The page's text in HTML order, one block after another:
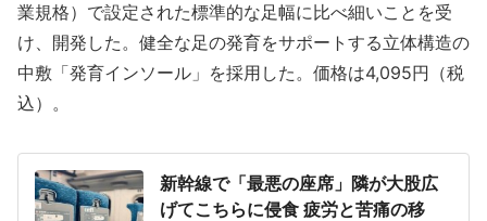
業規格）で設定された標準的な足幅に比べ細いことを受
け、開発した。健全な足の発育をサポートする立体構造の
中敷「発育インソール」を採用した。価格は4,095円（税
込）。
新幹線で「最悪の座席」隣が大股広
げてこちらに侵食 疲労と苦痛の移